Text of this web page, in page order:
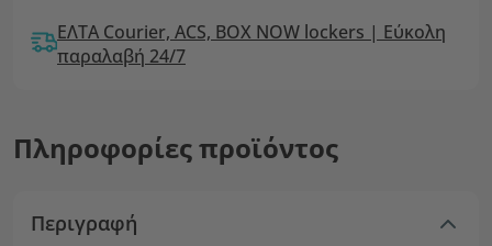
ΕΛΤΑ Courier, ACS, BOX NOW lockers | Εύκολη
παραλαβή 24/7
Πληροφορίες προϊόντος
Περιγραφή